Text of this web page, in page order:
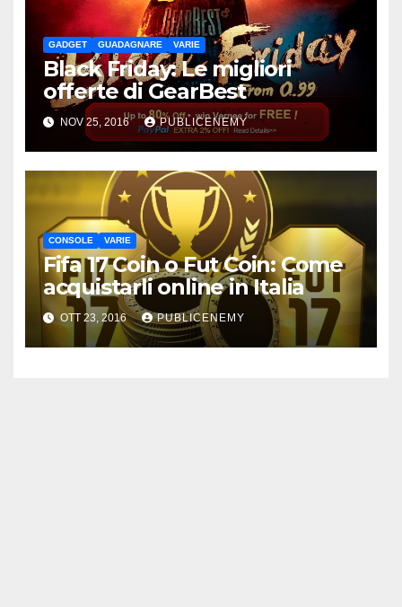
GADGET GUADAGNARE VARIE
Black Friday: Le migliori
offerte di GearBest
NOV 25, 2016 PUBLICENEMY
CONSOLE VARIE
Fifa 17 Coin o Fut Coin: Come
acquistarli online in Italia
OTT 23, 2016 PUBLICENEMY